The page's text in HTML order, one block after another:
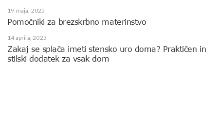
19 maja, 2025
Pomočniki za brezskrbno materinstvo
14 aprila, 2025
Zakaj se splača imeti stensko uro doma? Praktičen in
stilski dodatek za vsak dom